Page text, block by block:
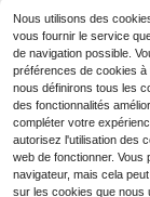
Nous utilisons des
vous fournir le service
de navigation possible.
préférences de cookies à
nous définirons tous les
des fonctionnalités
compléter votre
autorisez l'utilisation des
web de fonctionner.
navigateur, mais cela
sur les cookies que nous